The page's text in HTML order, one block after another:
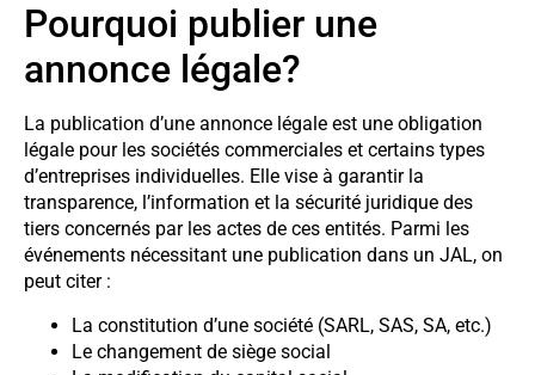
Pourquoi publier une
annonce légale?
La publication d’une annonce légale est une obligation
légale pour les sociétés commerciales et certains types
d’entreprises individuelles. Elle vise à garantir la
transparence, l’information et la sécurité juridique des
tiers concernés par les actes de ces entités. Parmi les
événements nécessitant une publication dans un JAL, on
peut citer :
La constitution d’une société (SARL, SAS, SA, etc.)
Le changement de siège social